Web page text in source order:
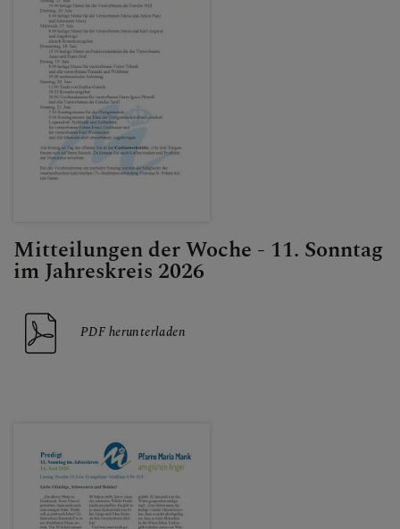
Mitteilungen der Woche - 11. Sonntag
im Jahreskreis 2026
PDF herunterladen